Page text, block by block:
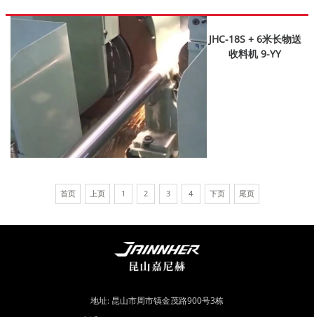
JHC-18S + 6米长物送
收料机 9-YY
首页 上页 1 2 3 4 下页 尾页
地址: 昆山市周市镇金茂路900号3栋